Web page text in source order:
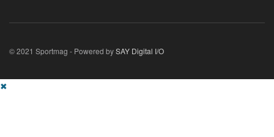
© 2021 Sportmag - Powered bySAY Digital I/O
✖